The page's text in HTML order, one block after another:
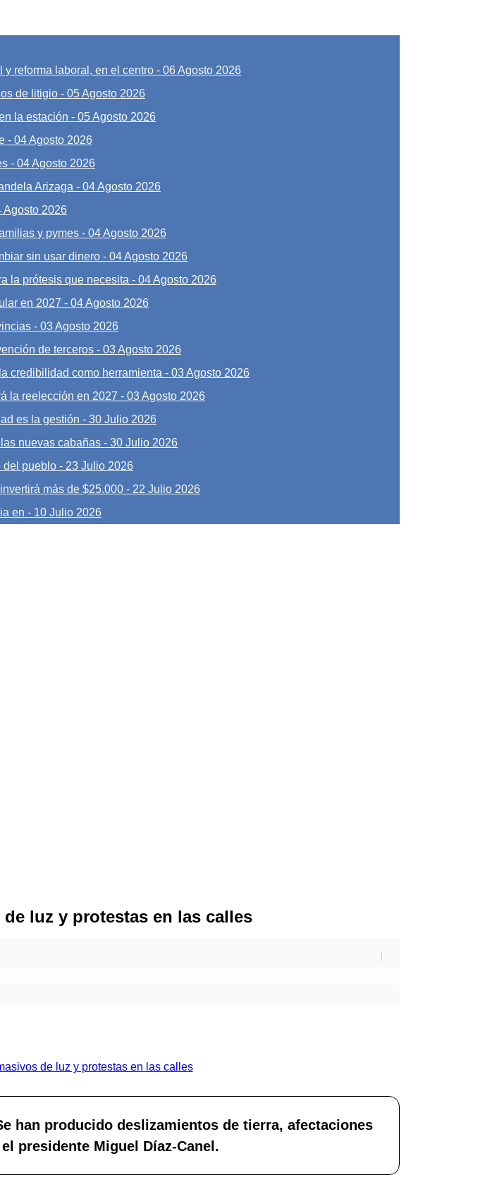
reforma laboral, en el centro - 06 Agosto 2026
de litigio - 05 Agosto 2026
la estación - 05 Agosto 2026
- 04 Agosto 2026
- 04 Agosto 2026
Arizaga - 04 Agosto 2026
Agosto 2026
y pymes - 04 Agosto 2026
sin usar dinero - 04 Agosto 2026
la prótesis que necesita - 04 Agosto 2026
en 2027 - 04 Agosto 2026
- 03 Agosto 2026
de terceros - 03 Agosto 2026
credibilidad como herramienta - 03 Agosto 2026
la reelección en 2027 - 03 Agosto 2026
es la gestión - 30 Julio 2026
nuevas cabañas - 30 Julio 2026
del pueblo - 23 Julio 2026
más de $25.000 - 22 Julio 2026
en - 10 Julio 2026
luz y protestas en las calles
han producido deslizamientos de tierra, afectaciones
presidente Miguel Díaz-Canel.